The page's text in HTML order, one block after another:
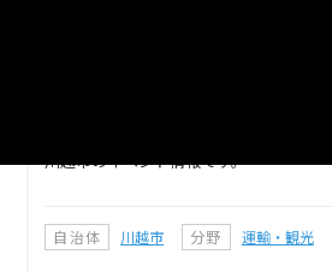
川越市のイベント情報です。
自治体 川越市 分野 運輸・観光